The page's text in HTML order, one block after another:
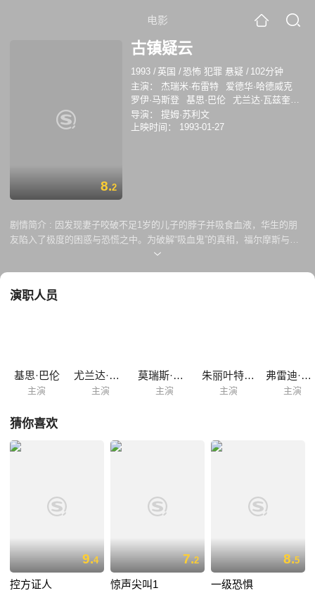
电影
8.2
古镇疑云
1993 / 英国 /恐怖 犯罪 悬疑 / 102分钟
主演：
杰瑞米·布雷特
爱德华·哈德威克
罗伊·马斯登
基思·巴伦
尤兰达·瓦兹奎兹
莫瑞斯·德纳姆
理查德·德姆西
奥布瑞
JasonHetherington
导演：
提姆·苏利文
上映时间：
1993-01-27
剧情简介 : 因发现妻子咬破不足1岁的儿子的脖子并吸食血液，华生的朋
友陷入了极度的困惑与恐慌之中。为破解“吸血鬼”的真相，福尔摩斯与华
生应邀来到其家中进行缜密的调查……
演职人员
基思·巴伦
主演
尤兰达·瓦兹奎兹
主演
莫瑞斯·德纳姆
主演
朱丽叶特·奥布瑞
主演
弗雷迪·琼斯
主演
猜你喜欢
9.4
控方证人
7.2
惊声尖叫1
8.5
一级恐惧